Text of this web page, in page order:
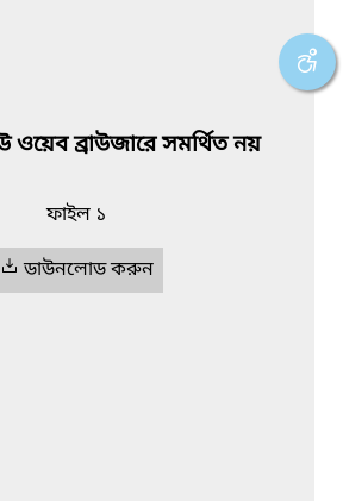
ওয়েব ব্রাউজারে সমর্থিত নয়
ফাইল ১
ডাউনলোড করুন